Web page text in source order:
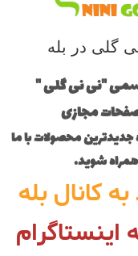
گلی در بله
"نی نی گلی "
مجازی
محصولات با ما
همراه شوید.
کانال بله
اینستاگرام
گلی